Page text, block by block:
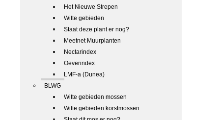
Het Nieuwe Strepen
Witte gebieden
Staat deze plant er nog?
Meetnet Muurplanten
Nectarindex
Oeverindex
LMF-a (Dunea)
BLWG
Witte gebieden mossen
Witte gebieden korstmossen